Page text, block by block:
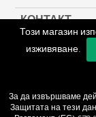
КОНТАКТ
Този магазин
изживяване.
За да извършваме
Защитата на тези
©